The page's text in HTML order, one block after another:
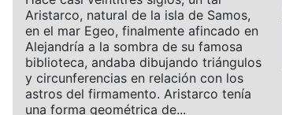
Aristarco, natural de la isla de Samos,
en el mar Egeo, finalmente afincado en
Alejandría a la sombra de su famosa
biblioteca, andaba dibujando triángulos
y circunferencias en relación con los
astros del firmamento. Aristarco tenía
una forma geométrica de...